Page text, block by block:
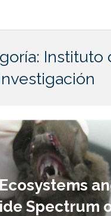
y Eventos
Instituto
Spectrum